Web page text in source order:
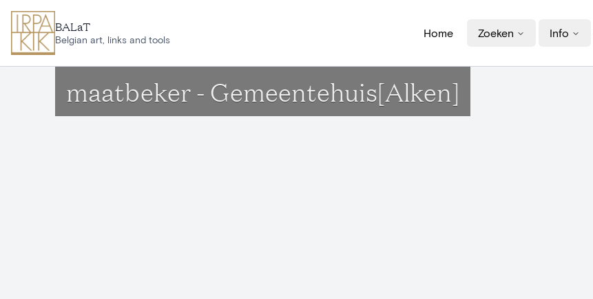
BALaT
Belgian art, links and tools
Home Zoeken Info
maatbeker - Gemeentehuis[Alken]